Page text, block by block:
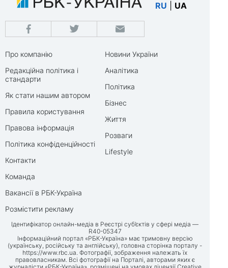
RU UA
Про компанію
Редакційна політика і
стандарти
Як стати нашим автором
Правила користування
Правова інформація
Політика конфіденційності
Контакти
Команда
Вакансії в РБК-Україна
Розмістити рекламу
Новини України
Аналітика
Політика
Бізнес
Життя
Розваги
Lifestyle
Ідентифікатор онлайн-медіа в Реєстрі суб’єктів у сфері медіа —
R40-05347
Інформаційний портал «РБК-Україна» має тримовну версію
(українську, російську та англійську), головна сторінка порталу -
https://www.rbc.ua. Фотографії, зображення належать їх
правовласникам. Всі фотографії на Порталі, авторами яких є